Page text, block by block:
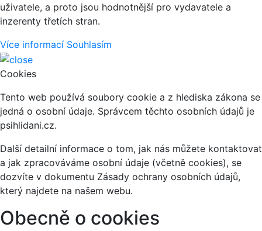
uživatele, a proto jsou hodnotnější pro vydavatele a
inzerenty třetích stran.
Více informací Souhlasím
Cookies
Tento web používá soubory cookie a z hlediska zákona se
jedná o osobní údaje. Správcem těchto osobních údajů je
psihlidani.cz.
Další detailní informace o tom, jak nás můžete kontaktovat
a jak zpracováváme osobní údaje (včetně cookies), se
dozvíte v dokumentu Zásady ochrany osobních údajů,
který najdete na našem webu.
Obecně o cookies